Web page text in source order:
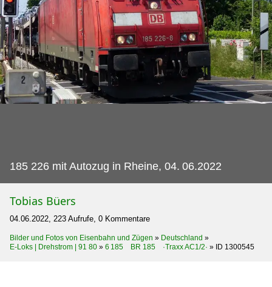
185 226 mit Autozug in Rheine, 04. 06.2022
Tobias Büers
04.06.2022, 223 Aufrufe, 0 Kommentare
Bilder und Fotos von Eisenbahn und Zügen » Deutschland »
E-Loks | Drehstrom | 91 80 » 6 185 BR 185 ·Traxx AC1/2· » ID 1300545